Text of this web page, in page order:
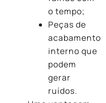
o tempo;
Peças de
acabamento
interno que
podem
gerar
ruídos.